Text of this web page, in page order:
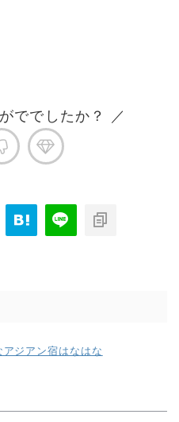
ででしたか？ ／
アジアン宿はなはな